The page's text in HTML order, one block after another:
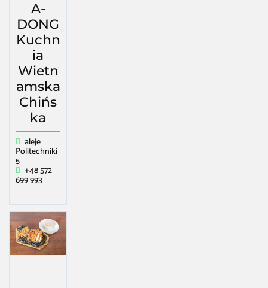
A-
DONG
Kuchn
ia
Wietn
amska
Chińs
ka
aleje
Politechniki
5
+48 572
699 993